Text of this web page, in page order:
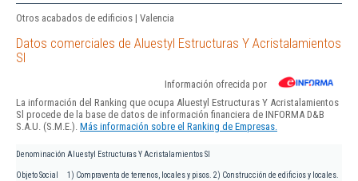
Otros acabados de edificios | Valencia
Datos comerciales de Aluestyl Estructuras Y Acristalamientos
Sl
Información ofrecida por
La información del Ranking que ocupa Aluestyl Estructuras Y Acristalamientos
Sl procede de la base de datos de información financiera de INFORMA D&B
S.A.U. (S.M.E.). Más información sobre el Ranking de Empresas.
Denominación Aluestyl Estructuras Y Acristalamientos Sl
Objeto Social
1) Compraventa de terrenos, locales y pisos. 2) Construcción de edificios y locales.